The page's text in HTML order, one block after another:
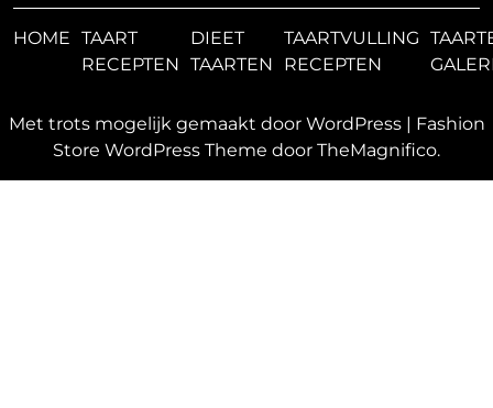
HOME TAART
RECEPTEN
DIEET
TAARTEN
TAARTVULLING
RECEPTEN
Met trots mogelijk gemaakt door WordPress | Fashion
Store WordPress Theme door TheMagnifico.